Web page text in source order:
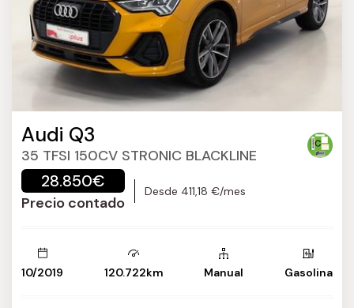
Audi Q3
35 TFSI 150CV STRONIC BLACKLINE
28.850€
Precio contado
Desde 411,18 €/mes
10/2019 120.722km Manual Gasolina